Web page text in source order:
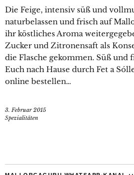
Die Feige, intensiv süß und
naturbelassen und frisch auf
ihr köstliches Aroma
Zucker und Zitronensaft als
die Flasche gekommen. Süß und
Euch nach Hause durch Fet a
online bestellen…
3. Februar 2015
Spezialitäten